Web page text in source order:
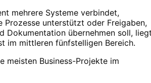
mehrere Systeme verbindet,
Prozesse unterstützt oder Freigaben,
Dokumentation übernehmen soll,
im mittleren fünfstelligen Bereich.
meisten Business-Projekte im